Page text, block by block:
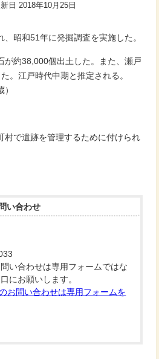
日 2018年10月25日
昭和51年に発掘調査を実施した。
約38,000個出土した。また、瀬戸
。江戸時代中期と推定される。
で遺跡を管理するために付けられ
い合わせ
い合わせは専用フォームではな
にお願いします。
お問い合わせは専用フォームを